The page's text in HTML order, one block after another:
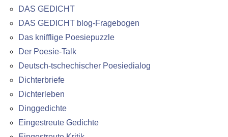
DAS GEDICHT
DAS GEDICHT blog-Fragebogen
Das knifflige Poesiepuzzle
Der Poesie-Talk
Deutsch-tschechischer Poesiedialog
Dichterbriefe
Dichterleben
Dinggedichte
Eingestreute Gedichte